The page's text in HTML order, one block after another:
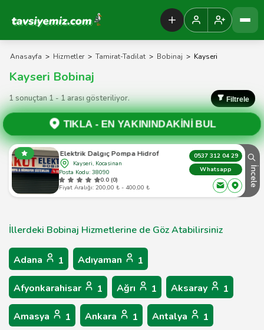
Tavsiyemiz Anasayfa
Anasayfa > Hizmetler > Tamirat-Tadilat > Bobinaj > Kayseri
Kayseri Bobinaj
1 sonuçtan 1 - 1 arası gösteriliyor. Filtrele
TIKLA -EN YAKININDAKİNİ BUL
Yakut Elektrik Dalgıç Pompa Hidrofor Bobinaj
Kayseri, Kocasinan
Posta Kodu: 38090
0.0 (0)
Fiyat Aralığı: 200,00 ₺ - 400,00 ₺
0537 312 04 29
Whatsapp
İncele
İllerdeki Bobinaj Hizmetlerine de Göz Atabilirsiniz
Adana 1 Adıyaman 1
Afyonkarahisar 1 Ağrı 1 Aksaray 1
Amasya 1 Ankara 1 Antalya 1